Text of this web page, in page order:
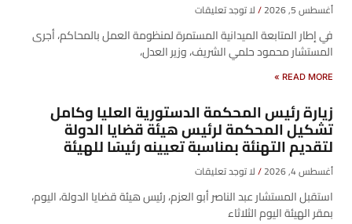
أغسطس 5, 2026 لا توجد تعليقات
في إطار المتابعة الميدانية المستمرة لمنظومة العمل بالمحاكم، أجرى
المستشار محمود حلمي الشريف، وزير العدل،
READ MORE »
زيارة رئيس المحكمة الدستورية العليا وكامل
تشكيل المحكمة لرئيس هيئة قضايا الدولة
لتقديم التهنئة بمناسبة تعيينه رئيسًا للهيئة
أغسطس 4, 2026 لا توجد تعليقات
​استقبل المستشار عبد الناصر أبو العزم، رئيس هيئة قضايا الدولة، اليوم،
بمقر الهيئة اليوم الثلاثاء